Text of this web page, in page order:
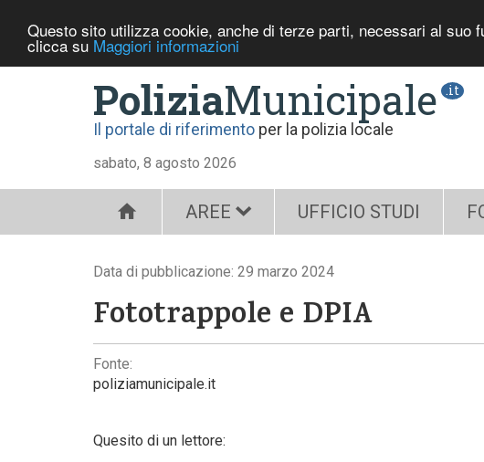
Questo sito utilizza cookie, anche di terze parti, necessari al suo
clicca su Maggiori informazioni
PoliziaMunicipale .it
Il portale di riferimento per la polizia locale
sabato, 8 agosto 2026
AREE UFFICIO STUDI
Data di pubblicazione: 29 marzo 2024
Fototrappole e DPIA
Fonte:
poliziamunicipale.it
Quesito di un lettore: